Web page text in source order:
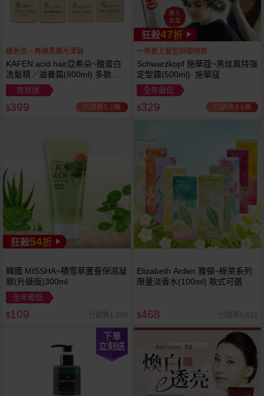
護色洗，再現柔順光澤髮
KAFEN acid hair亞希朵~酸蛋白
洗髮精／滋養霜(800ml) 多款可
選
買就送
$399 已銷售5.2萬
狂殺47折
一用愛上髮型師御用款
Schwarzkopf 施華蔻~黑炫風特強
定型霧(500ml) 施華寇
全年最低
$329 已銷售4.6萬
狂殺54折
韓國 MISSHA~積雪草蘆薈保濕凝
膠(升級版)300ml
全年最低
$109 已銷售1,350
Elizabeth Arden 雅頓~綠茶系列
限量淡香水(100ml) 款式可選
$468 已銷售5,811
下單
立刻送